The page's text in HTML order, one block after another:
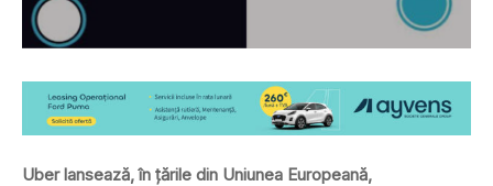
Uber lansează, în ţările din Uniunea Europeană,